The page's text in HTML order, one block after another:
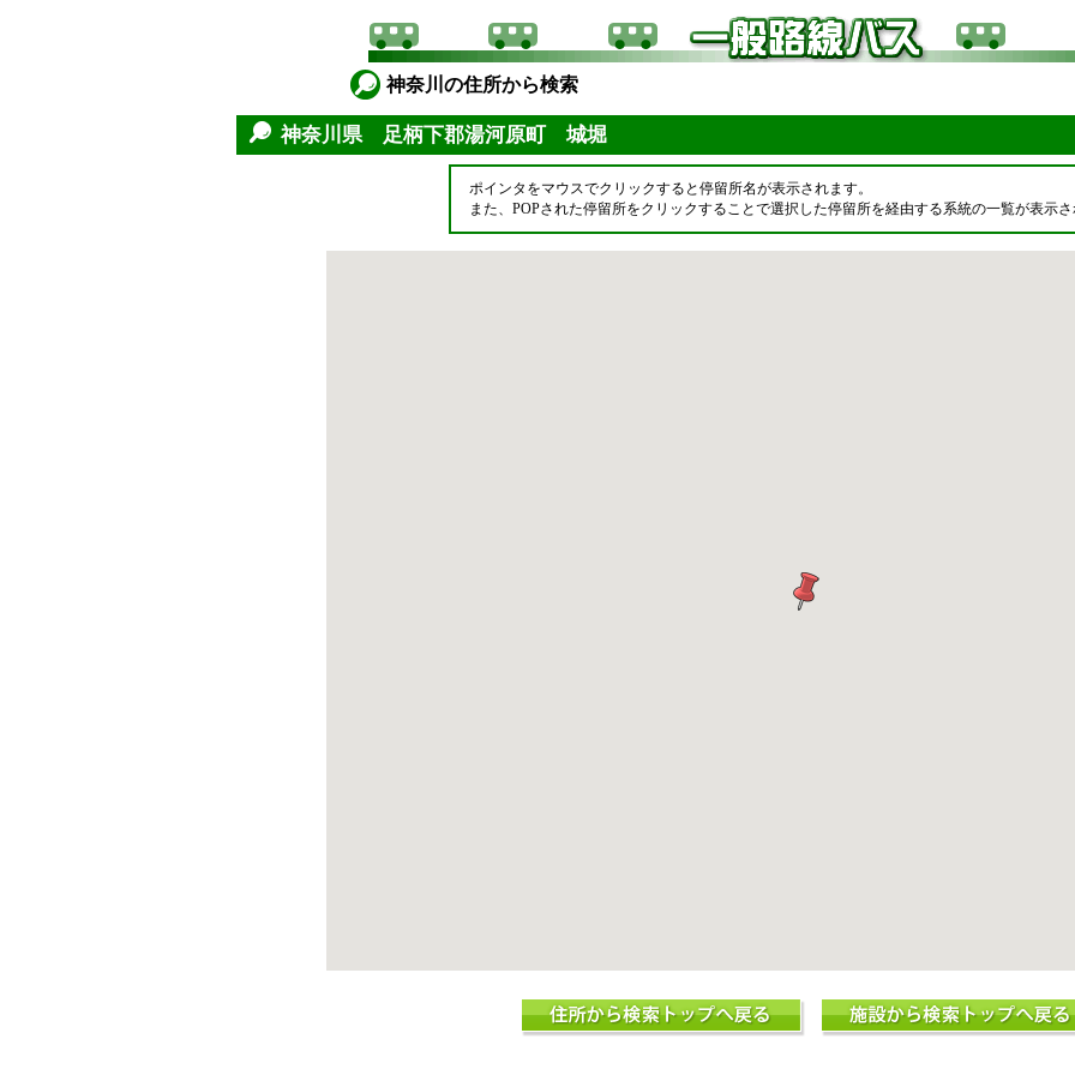
神奈川の住所から検索
神奈川県 足柄下郡湯河原町 城堀
ポインタをマウスでクリックすると停留所名が表示されます。
また、POPされた停留所をクリックすることで選択した停留所を経由する系統の一覧が表示